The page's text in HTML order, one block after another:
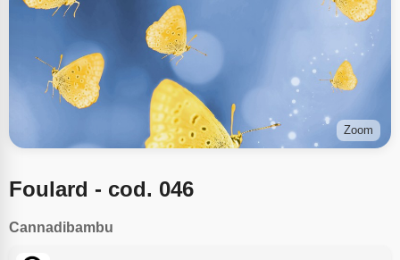
Zoom
Foulard - cod. 046
Cannadibambu